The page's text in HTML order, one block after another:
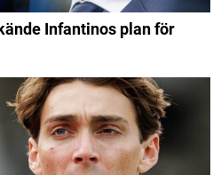
Infantinos plan för